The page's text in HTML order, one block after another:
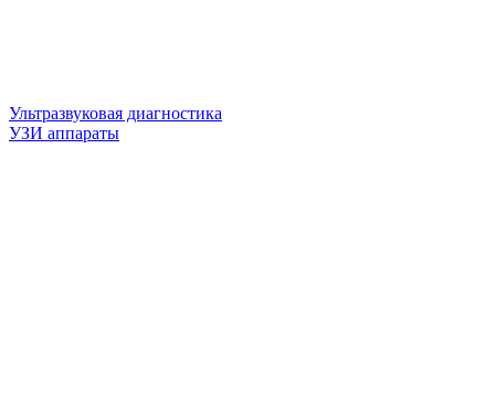
Ультразвуковая диагностика
УЗИ аппараты